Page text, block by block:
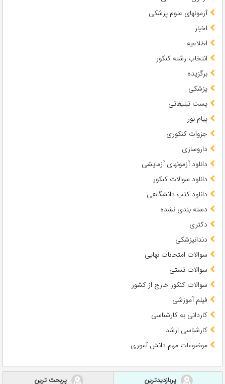
آزمونهای علوم پزشکی
اخبار
اطلاعیه
انتخاب رشته کنکور
برگزیده
پزشکی
پست تبلیغاتی
پیام نور
جزوات کنکوری
داروسازی
دانلود آزمونهای آزمایشی
دانلود سوالات کنکور
دانلود کتب دانشگاهی
دسته بندی نشده
دکتری
دندانپزشکی
سوالات امتحانات نهایی
سوالات تستی
سوالات کنکور خارج از کشور
فیلم آموزشی
کاردانی به کارشناسی
کارشناسی ارشد
موضوعات مهم دانش آموزی
پربازدیدترین پربحث ترین